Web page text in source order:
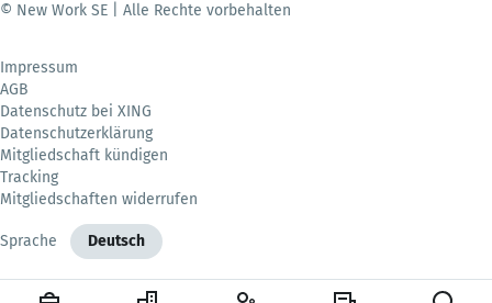
© New Work SE | Alle Rechte vorbehalten
Impressum
AGB
Datenschutz bei XING
Datenschutzerklärung
Mitgliedschaft kündigen
Tracking
Mitgliedschaften widerrufen
Sprache Deutsch